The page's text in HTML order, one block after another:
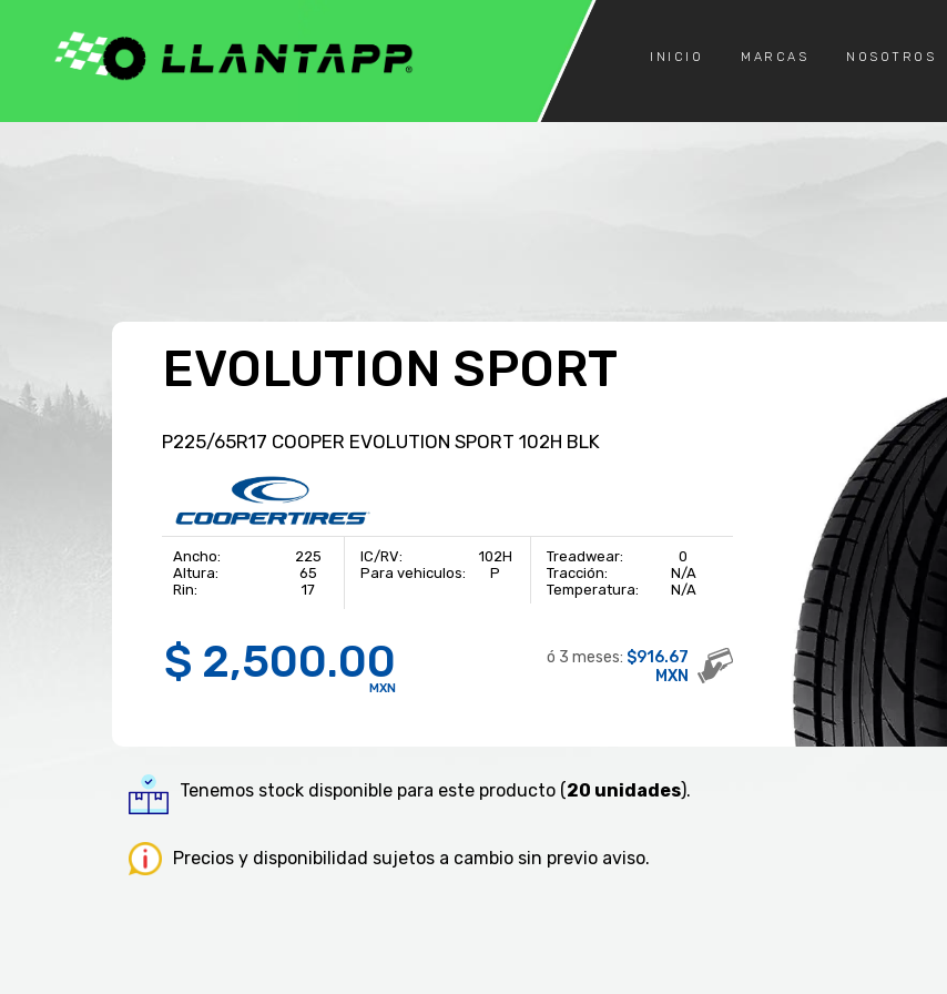
INICIO MARCAS NOSOTROS
EVOLUTION SPORT
P225/65R17 COOPER EVOLUTION SPORT 102H BLK
Ancho:
225
Altura:
65
Rin:
17
IC/RV:
102H
Para vehiculos:
P
Treadwear:
0
Tracción:
N/A
Temperatura:
N/A
ó 3 meses: $916.67
MXN
$ 2,500.00
MXN
Tenemos stock disponible para este producto (20 unidades).
Precios y disponibilidad sujetos a cambio sin previo aviso.